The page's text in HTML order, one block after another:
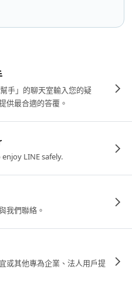
手」的聊天室輸入您的疑
供最合適的答覆。
LINE safely.
我們聯絡。
或其他專為企業、法人用戶提